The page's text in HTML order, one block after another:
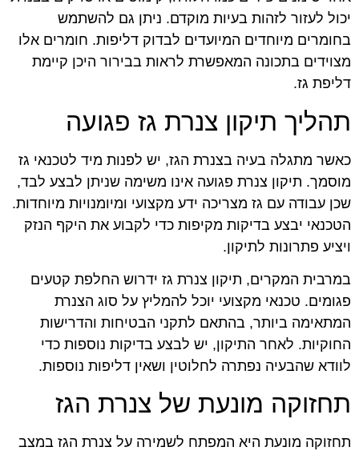
יכול לעזור לזהות בעיות מוקדם. ניתן גם להשתמש
בחומרים מיוחדים המיועדים לבדוק דליפות. חומרים אלו
מצוידים בתכונה המאפשרת לראות בבירור היכן קיימת
דליפת גז.
תהליך תיקון צנרת גז פגועה
כאשר מתגלה בעיה בצנרת הגז, יש לפנות מיד לטכנאי גז
מוסמך. תיקון צנרת פגועה אינו משימה שניתן לבצע לבד,
שכן עבודה עם גז מצריכה ידע מקצועי ומיומנויות מיוחדות.
הטכנאי יבצע בדיקות מקיפות כדי לקבוע את היקף הנזק
ויציע פתרונות לתיקון.
במרבית המקרים, תיקון צנרת גז ידרוש החלפת קטעים
פגומים. טכנאי מקצועי יוכל להמליץ על סוג הצנרת
המתאימה ביותר, בהתאם לתקני הבטיחות והדרישות
החוקיות. לאחר התיקון, יש לבצע בדיקות נוספות כדי
לוודא שהבעיה נפתרה לחלוטין ושאין דליפות נוספות.
תחזוקה מונעת של צנרת הגז
תחזוקה מונעת היא המפתח לשמירה על צנרת הגז במצב